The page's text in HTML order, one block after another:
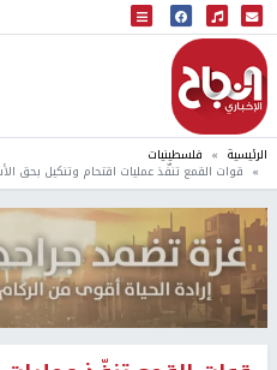
البث المباشر
إذاعة النجاح
الرئيسية فلسطينيات
قوات القمع تنفّذ عمليات اقتحام وتنكيل